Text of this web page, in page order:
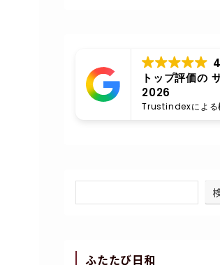
トップ評価の
2026
Trustindexによる
ふたたび日和